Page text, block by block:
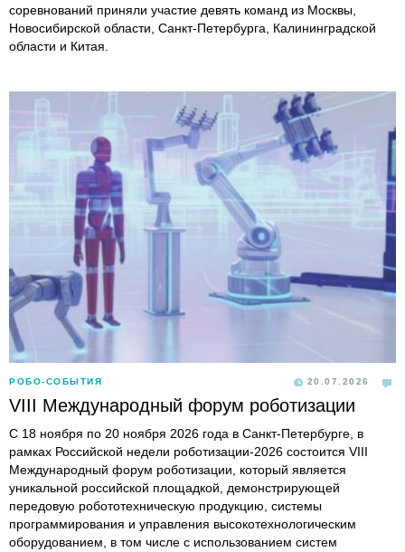
соревнований приняли участие девять команд из Москвы,
Новосибирской области, Санкт-Петербурга, Калининградской
области и Китая.
РОБО-СОБЫТИЯ 20.07.2026
VIII Международный форум роботизации
С 18 ноября по 20 ноября 2026 года в Санкт-Петербурге, в
рамках Российской недели роботизации-2026 состоится VIII
Международный форум роботизации, который является
уникальной российской площадкой, демонстрирующей
передовую робототехническую продукцию, системы
программирования и управления высокотехнологическим
оборудованием, в том числе с использованием систем